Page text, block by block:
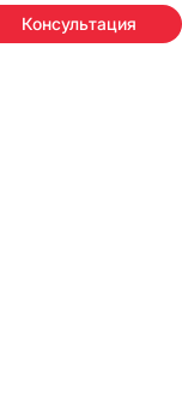
Консультация